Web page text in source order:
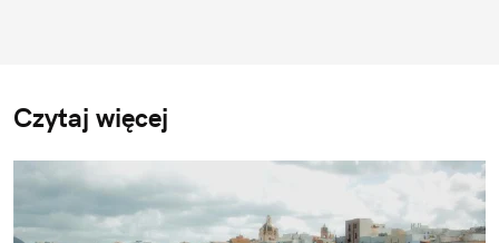
Czytaj więcej